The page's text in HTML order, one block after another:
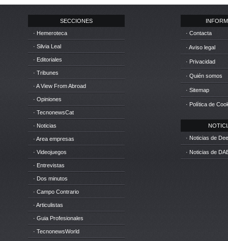
SECCIONES
· Hemeroteca
· Silvia Leal
· Editoriales
· Tribunes
· A View From Abroad
· Opiniones
· TecnonewsCat
· Noticias
· Area empresas
· Videojuegos
· Entrevistas
· Dos minutos
· Campo Contrario
· Articulistas
· Guia Profesionales
· TecnonewsWorld
· Contacta
· Aviso legal
· Privacidad
· Quién somos
· Sitemap
· Política de
· Noticias de
· Noticias de